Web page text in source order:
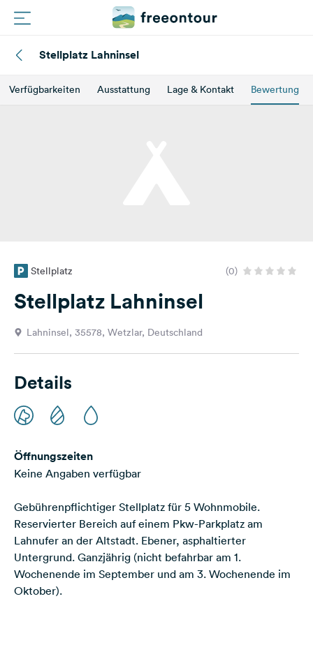
Routen
Fragen &
Feedback
Sprache:
Folge
uns
Social
Media
Instagram
Stellplatz Lahninsel
Verfügbarkeiten Ausstattung Lage & Kontakt Bewertung
Stellplatz (0)
Stellplatz Lahninsel
Lahninsel, 35578, Wetzlar, Deutschland
Details
Öffnungszeiten
Keine Angaben verfügbar
Gebührenpflichtiger Stellplatz für 5 Wohnmobile.
Reservierter Bereich auf einem Pkw-Parkplatz am
Lahnufer an der Altstadt. Ebener, asphaltierter
Untergrund. Ganzjährig (nicht befahrbar am 1.
Wochenende im September und am 3. Wochenende im
Oktober).